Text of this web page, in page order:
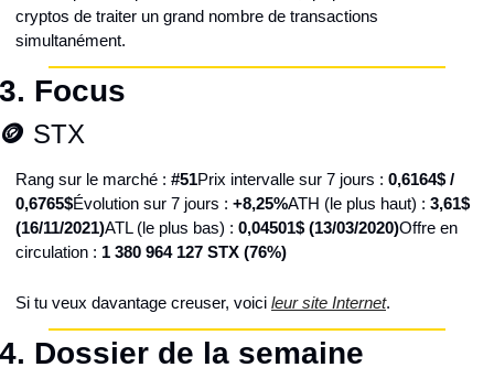
cryptos de traiter un grand nombre de transactions
simultanément.
3. Focus
🪙 STX
Rang sur le marché : #51Prix intervalle sur 7 jours : 0,6164$ /
0,6765$Évolution sur 7 jours : +8,25%ATH (le plus haut) : 3,61$
(16/11/2021)ATL (le plus bas) : 0,04501$ (13/03/2020)Offre en
circulation : 1 380 964 127 STX (76%)
Si tu veux davantage creuser, voici leur site Internet.
4. Dossier de la semaine